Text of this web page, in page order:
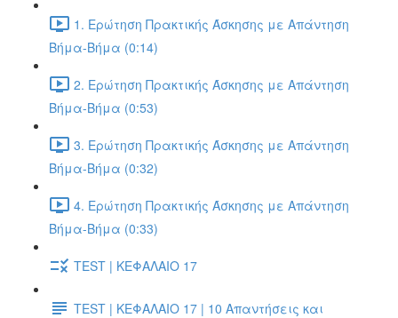
1. Ερώτηση Πρακτικής Άσκησης με Απάντηση
Βήμα-Βήμα (0:14)
2. Ερώτηση Πρακτικής Άσκησης με Απάντηση
Βήμα-Βήμα (0:53)
3. Ερώτηση Πρακτικής Άσκησης με Απάντηση
Βήμα-Βήμα (0:32)
4. Ερώτηση Πρακτικής Άσκησης με Απάντηση
Βήμα-Βήμα (0:33)
TEST | ΚΕΦΑΛΑΙΟ 17
TEST | ΚΕΦΑΛΑΙΟ 17 | 10 Απαντήσεις και